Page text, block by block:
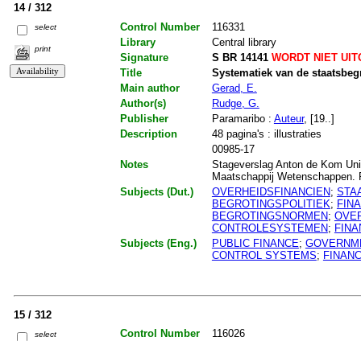
14 / 312
select
print
Control Number
116331
Library
Central library
Signature
S BR 14141WORDT NIET
Title
Systematiek van de
Main author
Gerad, E.
Author(s)
Rudge, G.
Publisher
Paramaribo : Auteur, [19..]
Description
48 pagina's : illustraties
00985-17
Notes
Stageverslag Anton de Kom
Maatschappij
Subjects (Dut.)
OVERHEIDSFINANCIEN;
BEGROTINGSPOLITIEK;
BEGROTINGSNORMEN;
CONTROLESYSTEMEN;
Subjects (Eng.)
PUBLIC FINANCE;
CONTROL SYSTEMS;
15 / 312
select Control Number
116026